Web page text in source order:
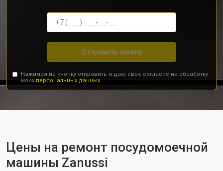
Отправить заявку
Нажимая на кнопку отправить я даю свое согласие на обработку
моих персональных данных.
Цены на ремонт посудомоечной
машины Zanussi